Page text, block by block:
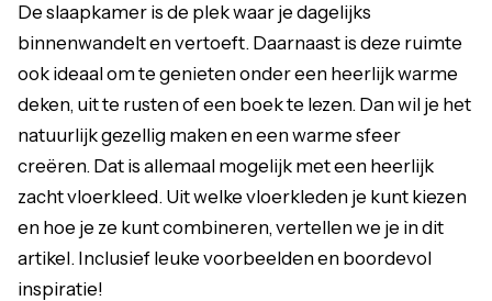
De slaapkamer is de plek waar je dagelijks
binnenwandelt en vertoeft. Daarnaast is deze ruimte
ook ideaal om te genieten onder een heerlijk warme
deken, uit te rusten of een boek te lezen. Dan wil je het
natuurlijk gezellig maken en een warme sfeer
creëren. Dat is allemaal mogelijk met een heerlijk
zacht vloerkleed. Uit welke vloerkleden je kunt kiezen
en hoe je ze kunt combineren, vertellen we je in dit
artikel. Inclusief leuke voorbeelden en boordevol
inspiratie!